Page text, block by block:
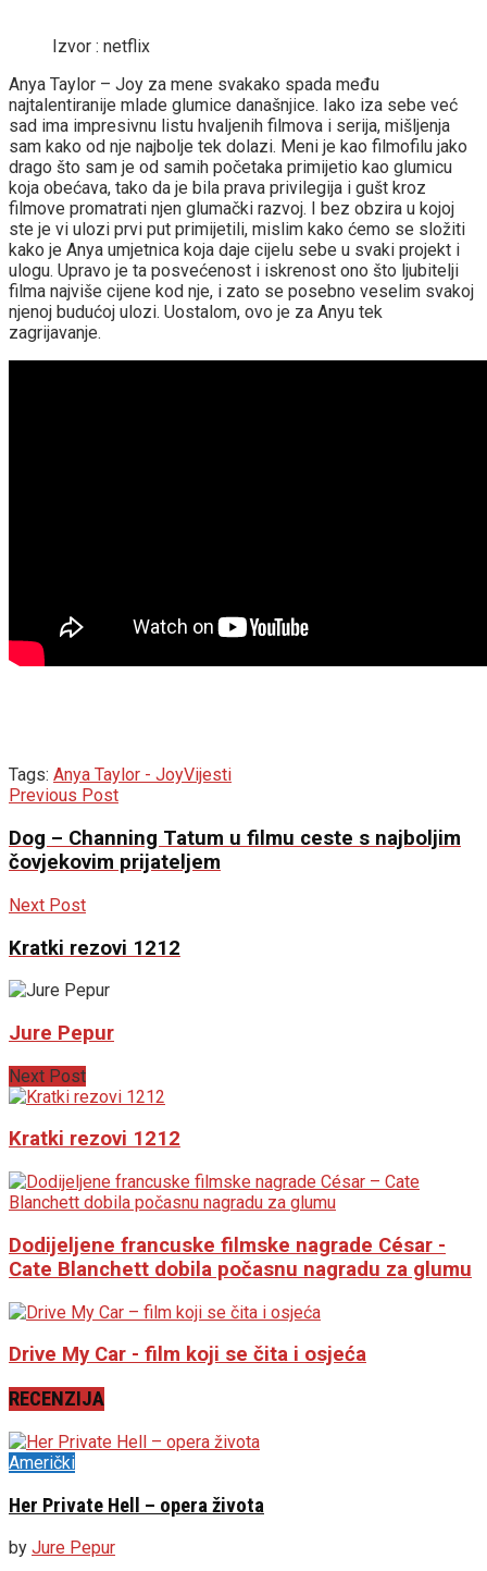
Izvor : netflix
Anya Taylor – Joy za mene svakako spada među
najtalentiranije mlade glumice današnjice. Iako iza sebe već
sad ima impresivnu listu hvaljenih filmova i serija, mišljenja
sam kako od nje najbolje tek dolazi. Meni je kao filmofilu jako
drago što sam je od samih početaka primijetio kao glumicu
koja obećava, tako da je bila prava privilegija i gušt kroz
filmove promatrati njen glumački razvoj. I bez obzira u kojoj
ste je vi ulozi prvi put primijetili, mislim kako ćemo se složiti
kako je Anya umjetnica koja daje cijelu sebe u svaki projekt i
ulogu. Upravo je ta posvećenost i iskrenost ono što ljubitelji
filma najviše cijene kod nje, i zato se posebno veselim svakoj
njenoj budućoj ulozi. Uostalom, ovo je za Anyu tek
zagrijavanje.
Tags: Anya Taylor - JoyVijesti
Previous Post
Dog – Channing Tatum u filmu ceste s najboljim
čovjekovim prijateljem
Next Post
Kratki rezovi 1212
Jure Pepur
Next Post
Kratki rezovi 1212
Dodijeljene francuske filmske nagrade César -
Cate Blanchett dobila počasnu nagradu za glumu
Drive My Car - film koji se čita i osjeća
RECENZIJA
Američki
Her Private Hell – opera života
by Jure Pepur